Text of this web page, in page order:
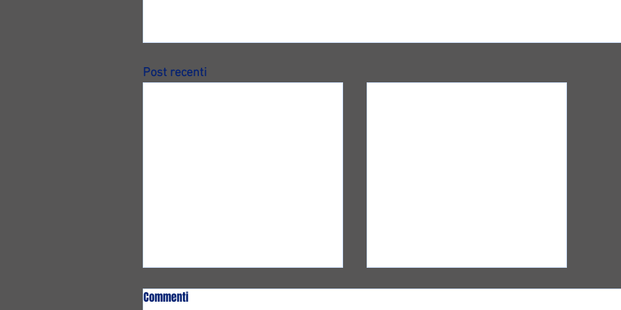
Post recenti
Commenti